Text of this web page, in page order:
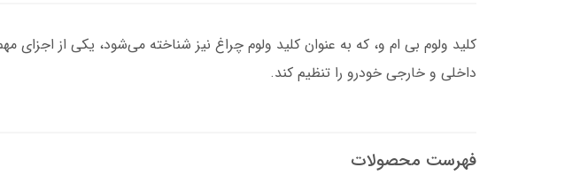
کلید ولوم بی ام و، که به عنوان کلید ولوم چراغ نیز شناخته می‌شود، یکی از
داخلی و خارجی خودرو را تنظیم کند.
فهرست محصولات